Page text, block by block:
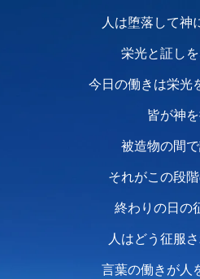
人は堕落して神
栄光と証し
今日の働きは栄光
皆が神
被造物の間
それがこの段階
終わりの日の
人はどう征服
言葉の働きが人